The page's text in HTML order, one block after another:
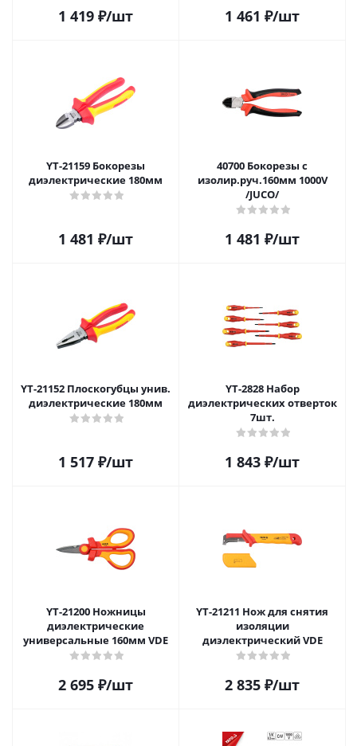
1 419 ₽/шт 1 461 ₽/шт
YT-21159 Бокорезы
диэлектрические 180мм
1 481 ₽/шт
40700 Бокорезы с
изолир.руч.160мм 1000V
/JUCO/
1 481 ₽/шт
YT-21152 Плоскогубцы унив.
диэлектрические 180мм
1 517 ₽/шт
YT-2828 Набор
диэлектрических отверток
7шт.
1 843 ₽/шт
YT-21200 Ножницы
диэлектрические
универсальные 160мм VDE
2 695 ₽/шт
YT-21211 Нож для снятия
изоляции
диэлектрический VDE
2 835 ₽/шт